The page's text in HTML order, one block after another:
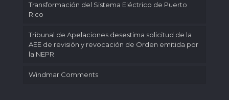
Transformación del Sistema Eléctrico de Puerto
Rico
Tribunal de Apelaciones desestima solicitud de la
AEE de revisión y revocación de Orden emitida por
la NEPR
Windmar Comments